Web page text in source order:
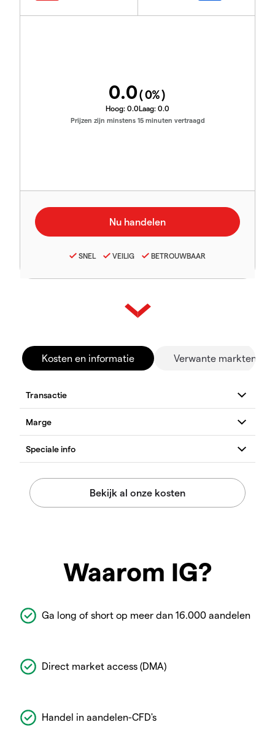
0.0(0%)
Hoog: 0.0Laag: 0.0
Prijzen zijn minstens 15 minuten vertraagd
SNEL VEILIG BETROUWBAAR
Kosten en informatie Verwante markten
Waarom IG?
Ga long of short op meer dan 16.000 aandelen
Direct market access (DMA)
Handel in aandelen-CFD's